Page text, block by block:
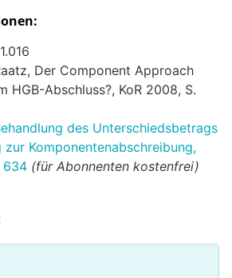
Der Component Approach
HGB-Abschluss?, KoR 2008, S.
des Unterschiedsbetrags
zur Komponentenabschreibung,
634 (für Abonnenten kostenfrei)